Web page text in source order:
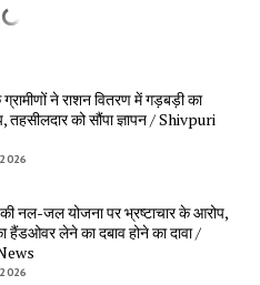
ग्रामीणों ने राशन वितरण में गड़बड़ी का
तहसीलदार को सौंपा ज्ञापन / Shivpuri
नल-जल योजना पर भ्रष्टाचार के आरोप,
हैंडओवर लेने का दबाव होने का दावा /